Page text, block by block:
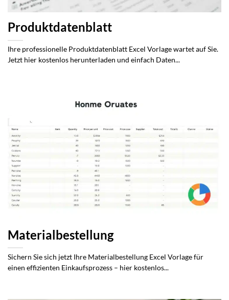
Produktdatenblatt
Ihre professionelle Produktdatenblatt Excel Vorlage wartet auf Sie.
Jetzt hier kostenlos herunterladen und einfach Daten...
Materialbestellung
Sichern Sie sich jetzt Ihre Materialbestellung Excel Vorlage für
einen effizienten Einkaufsprozess – hier kostenlos...